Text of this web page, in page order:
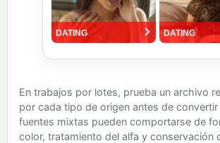
En trabajos por lotes, prueba un archivo
por cada tipo de origen antes de
fuentes mixtas pueden comportarse de
color, tratamiento del alfa y conservación